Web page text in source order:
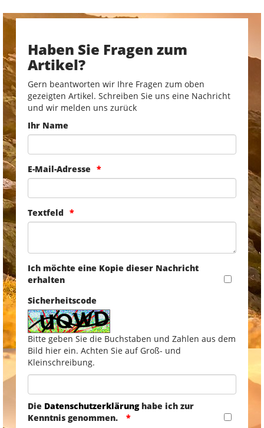
Haben Sie Fragen zum
Artikel?
Gern beantworten wir Ihre Fragen zum oben
gezeigten Artikel. Schreiben Sie uns eine Nachricht
und wir melden uns zurück
Ihr Name
E-Mail-Adresse
Textfeld
Ich möchte eine Kopie dieser Nachricht
erhalten
Sicherheitscode
Bitte geben Sie die Buchstaben und Zahlen aus dem
Bild hier ein. Achten Sie auf Groß- und
Kleinschreibung.
Die Datenschutzerklärunghabe ich zur
Kenntnis genommen.